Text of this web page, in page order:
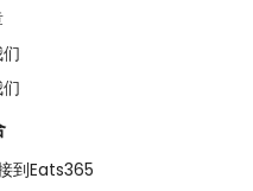
到Eats365